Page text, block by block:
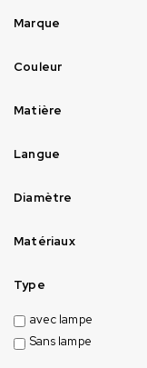
Marque
Couleur
Matière
Langue
Diamètre
Matériaux
Type
avec lampe
Sans lampe